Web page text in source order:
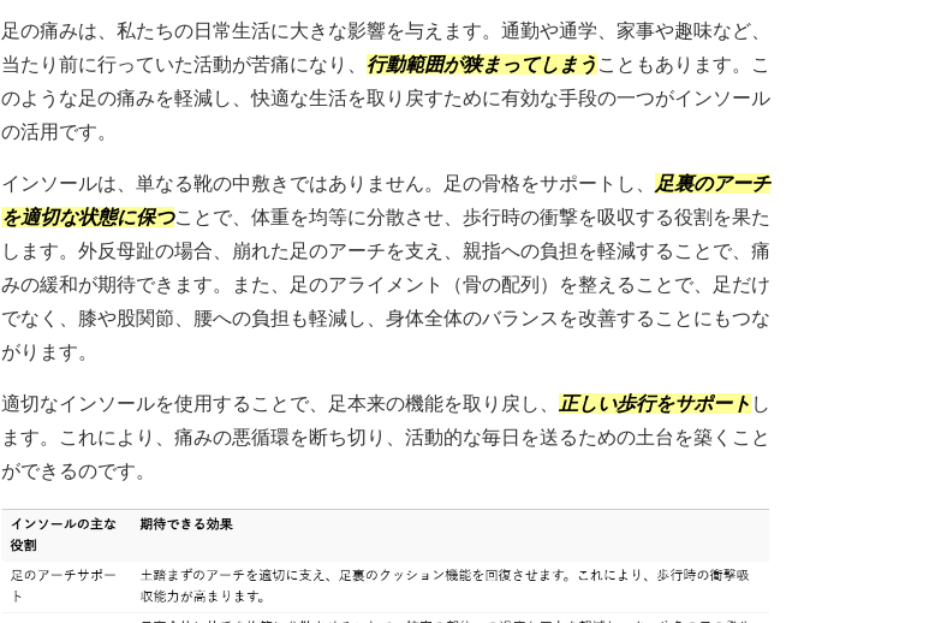
足の痛みは、私たちの日常生活に大きな影響を与えます。通勤や通学、家事や趣味など、
当たり前に行っていた活動が苦痛になり、 行動範囲が狭まってしまう こともあります。こ
のような足の痛みを軽減し、快適な生活を取り戻すために有効な手段の一つがインソール
の活用です。
インソールは、単なる靴の中敷きではありません。足の骨格をサポートし、
足裏のアーチ
を適切な状態に保つことで、体重を均等に分散させ、歩行時の衝撃を吸収する役割を果た
します。外反母趾の場合、崩れた足のアーチを支え、親指への負担を軽減することで、痛
みの緩和が期待できます。また、足のアライメント（骨の配列）を整えることで、足だけ
でなく、膝や股関節、腰への負担も軽減し、身体全体のバランスを改善することにもつな
がります。
適切なインソールを使用することで、足本来の機能を取り戻し、 正しい歩行をサポート し
ます。これにより、痛みの悪循環を断ち切り、活動的な毎日を送るための土台を築くこと
ができるのです。